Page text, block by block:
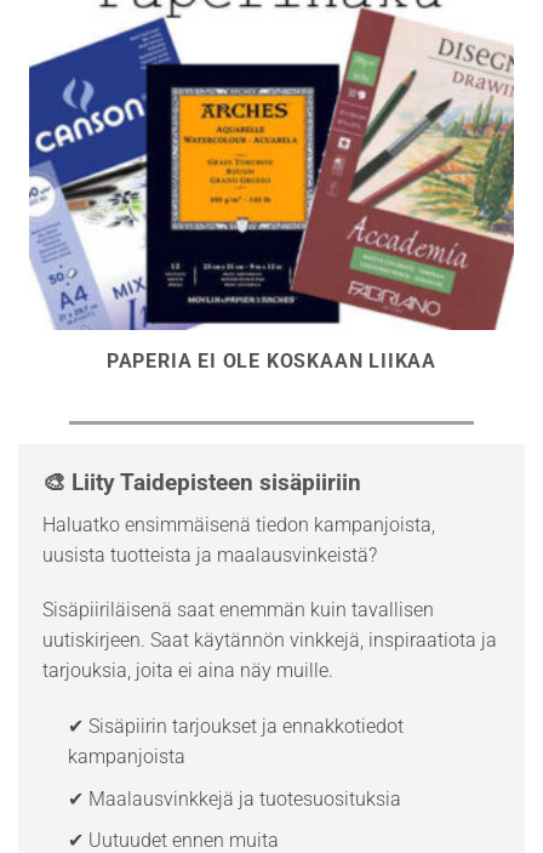
PAPERIA EI OLE KOSKAAN LIIKAA
🎨 Liity Taidepisteen sisäpiiriin
Haluatko ensimmäisenä tiedon kampanjoista,
uusista tuotteista ja maalausvinkeistä?
Sisäpiiriläisenä saat enemmän kuin tavallisen
uutiskirjeen. Saat käytännön vinkkejä, inspiraatiota ja
tarjouksia, joita ei aina näy muille.
✔ Sisäpiirin tarjoukset ja ennakkotiedot
kampanjoista
✔ Maalausvinkkejä ja tuotesuosituksia
✔ Uutuudet ennen muita